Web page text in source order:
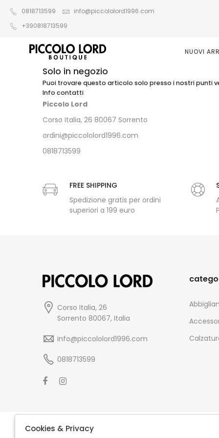
0818713599
info@piccololord1996.com
+390818713599
NUOVI
Solo in negozio
Puoi trovare questo articolo solo presso i nostri punti
Info contatti
Piccolo Lord
Corso Italia, 26 80067 Sorrento
ordini@piccololord1996.com
0818713599
FREE SHIPPING
Spedizione gratis per ordini
superiori a 199 euro
Corso Italia, 26
Sorrento 80067, Italia
info@piccololord1996.com
0818713599
Cookies & Privacy